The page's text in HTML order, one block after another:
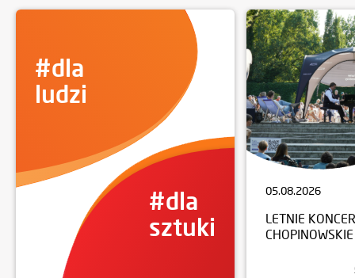
#dla
ludzi
#dla
sztuki
05.08.2026
LETNIE
CHOPINOWSKIE